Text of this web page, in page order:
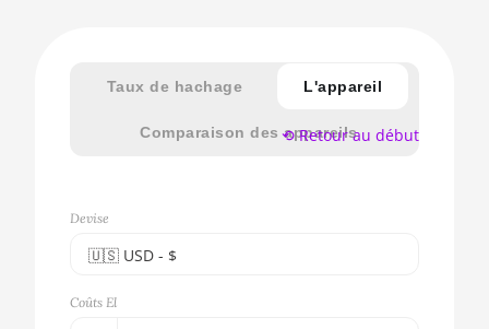
Taux de hachage L'appareil
Comparaison des appareils
Devise
🇺🇸ㅤ USD - $
🇪🇺ㅤ EUR - €
Coûts El
⟲ Retour au début